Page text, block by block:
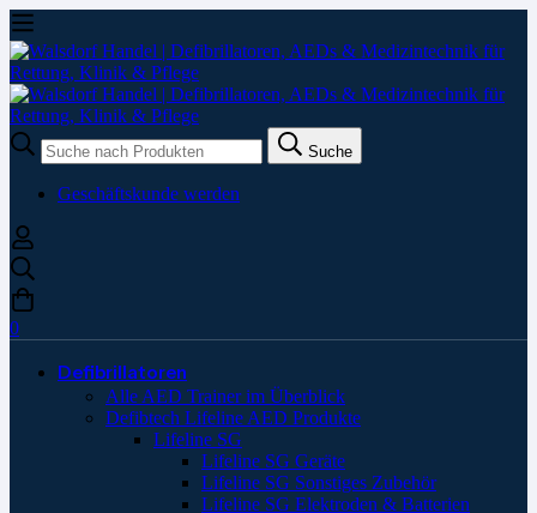
Suche
nach:
Suche
Geschäftskunde werden
0
Defibrillatoren
Alle AED Trainer im Überblick
Defibtech Lifeline AED Produkte
Lifeline SG
Lifeline SG Geräte
Lifeline SG Sonstiges Zubehör
Lifeline SG Elektroden & Batterien